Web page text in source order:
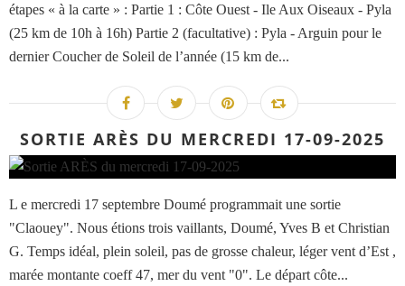
étapes « à la carte » : Partie 1 : Côte Ouest - Ile Aux Oiseaux - Pyla
(25 km de 10h à 16h) Partie 2 (facultative) : Pyla - Arguin pour le
dernier Coucher de Soleil de l’année (15 km de...
SORTIE ARÈS DU MERCREDI 17-09-2025
L e mercredi 17 septembre Doumé programmait une sortie
"Claouey". Nous étions trois vaillants, Doumé, Yves B et Christian
G. Temps idéal, plein soleil, pas de grosse chaleur, léger vent d’Est ,
marée montante coeff 47, mer du vent "0". Le départ côte...